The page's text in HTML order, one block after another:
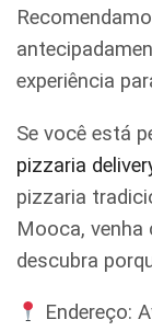
experiência
Se você está
pizzaria
pizzaria
Mooca, venha
descubra
Endereço: